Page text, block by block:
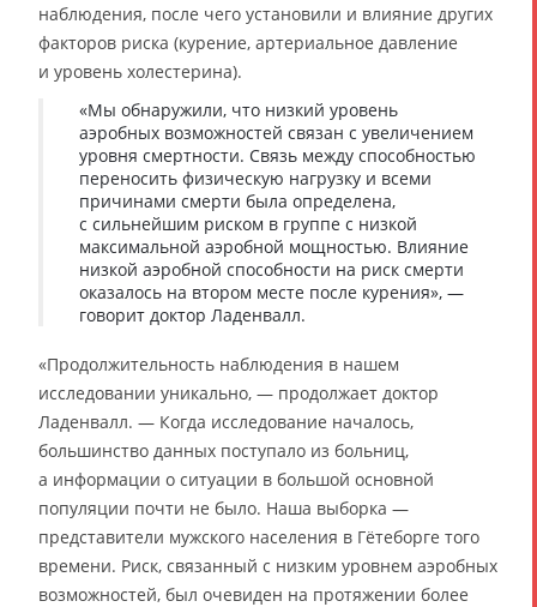
наблюдения, после чего установили и влияние других
факторов риска (курение, артериальное давление
и уровень холестерина).
«Мы обнаружили, что низкий уровень
аэробных возможностей связан с увеличением
уровня смертности. Связь между способностью
переносить физическую нагрузку и всеми
причинами смерти была определена,
с сильнейшим риском в группе с низкой
максимальной аэробной мощностью. Влияние
низкой аэробной способности на риск смерти
оказалось на втором месте после курения», —
говорит доктор Ладенвалл.
«Продолжительность наблюдения в нашем
исследовании уникально, — продолжает доктор
Ладенвалл. — Когда исследование началось,
большинство данных поступало из больниц,
а информации о ситуации в большой основной
популяции почти не было. Наша выборка —
представители мужского населения в Гётеборге того
времени. Риск, связанный с низким уровнем аэробных
возможностей, был очевиден на протяжении более